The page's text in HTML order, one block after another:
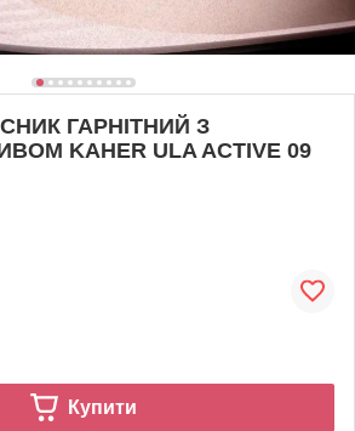
ГАРНІТНИЙ З
KAHER ULA ACTIVE 09
Купити